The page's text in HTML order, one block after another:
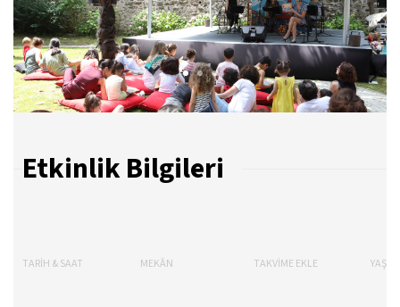
Etkinlik Bilgileri
TARİH & SAAT MEKÂN TAKVİME EKLE YAŞ